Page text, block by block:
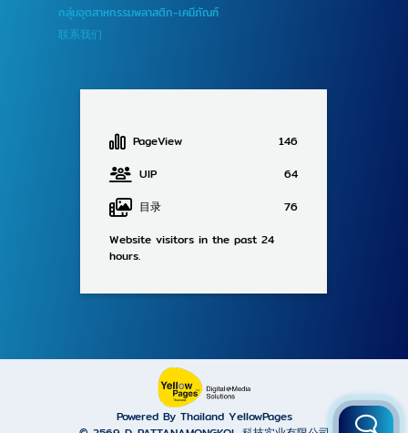
กลุ่มอุตสาหกรรมพลาสติก-เคมีภัณฑ์
联系我们
PageView
146
UIP
64
目录
76
Website visitors in the past 24
hours.
Powered By Thailand YellowPages